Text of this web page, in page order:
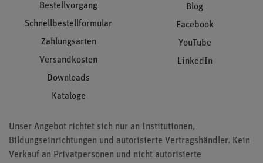
Bestellvorgang
Schnellbestellformular
Zahlungsarten
Versandkosten
Downloads
Kataloge
Blog
Facebook
YouTube
LinkedIn
Unser Angebot richtet sich nur an Institutionen,
Bildungseinrichtungen und autorisierte Vertragshändler. Kein
Verkauf an Privatpersonen und nicht autorisierte